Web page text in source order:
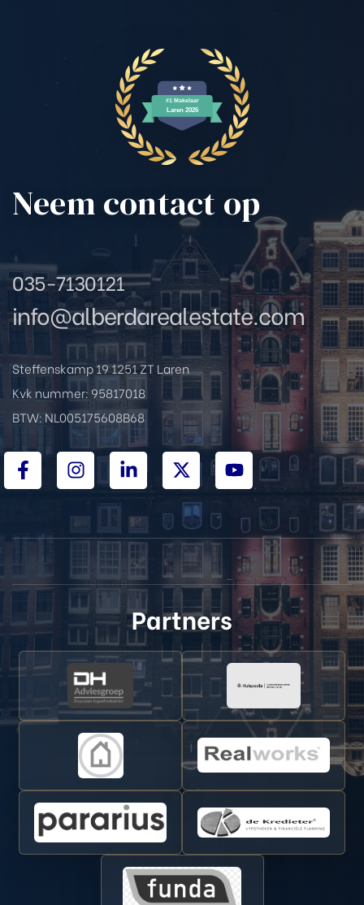
Neem contact op
035-7130121
Steffenskamp 19 1251 ZT Laren
Kvk nummer: 95817018
BTW: NL005175608B68
info@alberdarealestate.com
Partners